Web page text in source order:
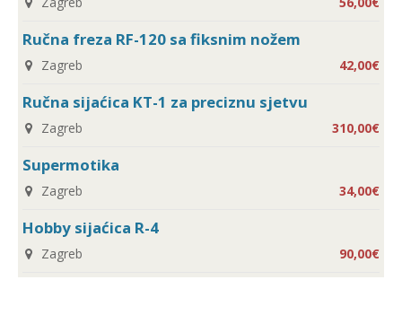
Ručna freza RF-120 sa fiksnim nožem
Zagreb 42,00€
Ručna sijaćica KT-1 za preciznu sjetvu
Zagreb 310,00€
Supermotika
Zagreb 34,00€
Hobby sijaćica R-4
Zagreb 90,00€